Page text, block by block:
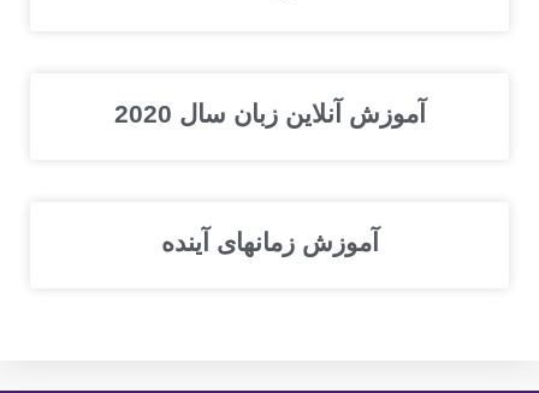
آموزش آنلاین زبان سال 2020
آموزش زمانهای آینده